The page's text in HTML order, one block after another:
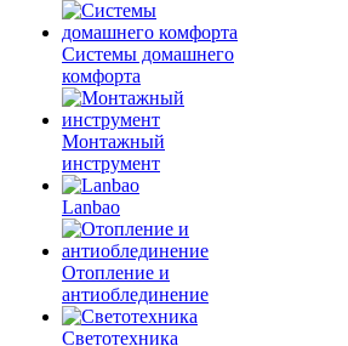
Системы домашнего
комфорта
Монтажный
инструмент
Lanbao
Отопление и
антиоблединение
Светотехника